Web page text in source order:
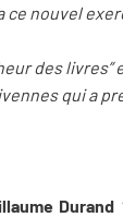
ce nouvel
des
qui a
Durand